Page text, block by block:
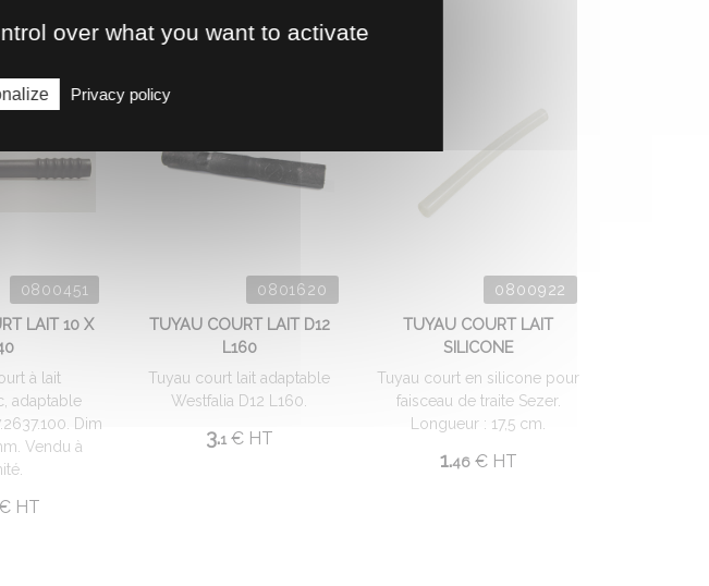
0800451
LAIT 10 X
à lait
adaptable
Dim
Vendu à
HT
0801620
TUYAU COURT LAIT D12
L160
Tuyau court lait adaptable
Westfalia D12 L160.
3.1 €HT
0800922
TUYAU COURT LAIT
SILICONE
Tuyau court en silicone pour
faisceau de traite Sezer.
Longueur : 17,5 cm.
1.46 €HT
over what you want to activate
Privacy policy